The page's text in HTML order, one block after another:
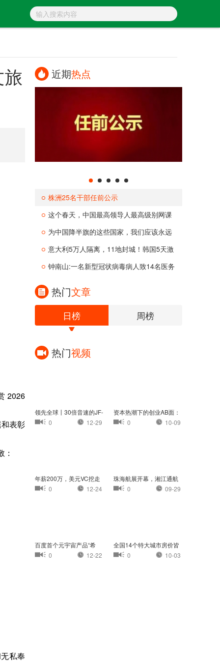
2026
表彰
私奉
近期热点
株洲25名干部任前公示
这个春天，中国最高领导人最高级别网课
为中国降半旗的这些国家，我们应该永远
意大利5万人隔离，11地封城！韩国5天激
增钟南山:一名新型冠状病毒病人致14名医务
热门文章
日榜 周榜
热门视频
领先全球丨30倍音速的JF-
22：中国高超音速
0 12-29
资本热潮下的创业AB面：
茶颜悦色认怂，
0 10-09
年薪200万，美元VC挖走
我的员工
0 12-24
珠海航展开幕，湘江通航
小镇首次亮相珠
0 09-29
百度首个元宇宙产品“希
壤”正式开放内
0 12-22
全国14个特大城市房价皆
过万：杭州最高
0 10-03